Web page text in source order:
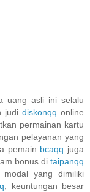
uang asli ini selalu
judi diskonqq online
permainan kartu
pelayanan yang
pemain bcaqq juga
bonus di taipanqq
modal yang dimiliki
, keuntungan besar